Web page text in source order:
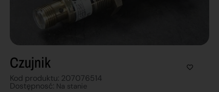
Czujnik
Kod produktu: 207076514
Dostępnosć: Na stanie